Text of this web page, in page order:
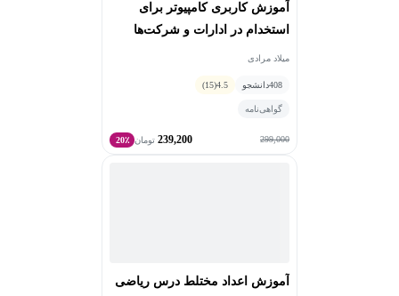
آموزش کاربری کامپیوتر برای
استخدام در ادارات و شرکت‌ها
میلاد مرادی
408دانشجو 4.5
(15)
گواهی‌نامه
299,000
239,200 تومان 20٪
آموزش اعداد مختلط درس ریاضی